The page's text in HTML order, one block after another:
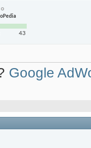
43
Google